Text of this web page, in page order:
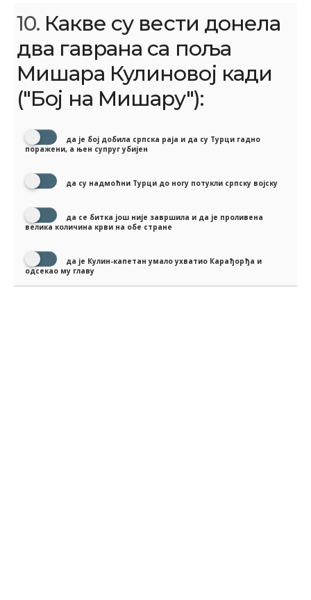
10. Какве су вести донела
два гаврана са поља
Мишара Кулиновој кади
("Бој на Мишару"):
да је бој добила српска раја и да су Турци гадно
поражени, а њен супруг убијен
да су надмоћни Турци до ногу потукли српску војску
да се битка још није завршила и да је проливена
велика количина крви на обе стране
да је Кулин-капетан умало ухватио Карађорђа и
одсекао му главу